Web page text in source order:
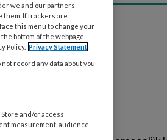
we and our partners
them. If trackers are
this menu to change your
bottom of the webpage.
Policy. Privacy Statement
record any data about you
and/or access
measurement, audience